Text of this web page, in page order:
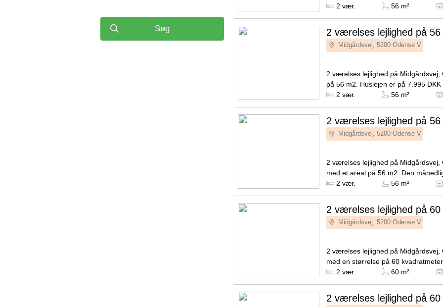
Søg
husleje er på 7.995 kroner og
Kilde: EDC
2 vær. 56 m²
2 værelses lejlighed på 56
Midgårdsvej, 5200 Odense V
2 værelses lejlighed på Midgårdsvej,
på 56 m2. Huslejen er på 7.995 DKK
er sat til 300 DKK.
Kilde: EDC
2 vær. 56 m²
2 værelses lejlighed på 56
Midgårdsvej, 5200 Odense V
2 værelses lejlighed på Midgårdsvej,
med et areal på 56 m2. Den
er på 7.995 DKK og forbrug er på
Kilde: EDC
2 vær. 56 m²
2 værelses lejlighed på 60
Midgårdsvej, 5200 Odense V
2 værelses lejlighed på Midgårdsvej,
med en størrelse på 60
månedlige husleje udgør 8.100 DKK
Kilde: EDC
2 vær. 60 m²
2 værelses lejlighed på 60